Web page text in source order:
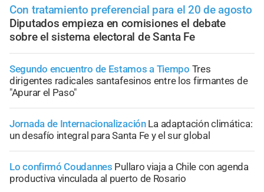
Con tratamiento preferencial para el 20 de agosto
Diputados empieza en comisiones el debate
sobre el sistema electoral de Santa Fe
Segundo encuentro de Estamos a Tiempo Tres
dirigentes radicales santafesinos entre los firmantes de
"Apurar el Paso"
Jornada de Internacionalización La adaptación climática:
un desafío integral para Santa Fe y el sur global
Lo confirmó Coudannes Pullaro viaja a Chile con agenda
productiva vinculada al puerto de Rosario